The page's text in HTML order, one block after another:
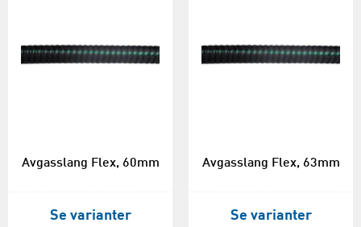
Avgasslang Flex, 60mm
Se varianter
Avgasslang Flex, 63mm
Se varianter